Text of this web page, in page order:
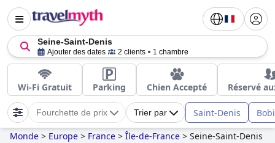
Seine-Saint-Denis
Ajouter des dates 2 clients 1 chambre
Wi-Fi Gratuit Parking Chien Accepté Réservé
Fourchette de prix Trier par Saint-Denis
Monde > Europe > France > Île-de-France > Seine-Saint-Denis